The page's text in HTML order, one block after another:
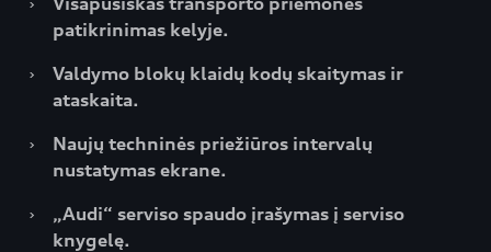
patikrinimas kelyje.
›
Valdymo blokų klaidų kodų skaitymas ir
ataskaita.
›
Naujų techninės priežiūros intervalų
nustatymas ekrane.
›
„Audi“ serviso spaudo įrašymas į serviso
knygelę.